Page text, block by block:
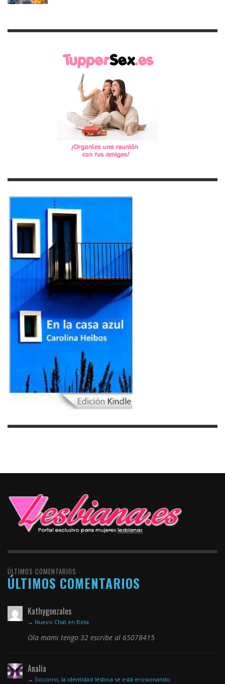
ÚLTIMOS COMENTARIOS
ÚLTIMOS COMENTARIOS
Kathygonzales
→ Nuevo Chat en Beta
Ola mami tengo 32 escribe al 65078415
Analía
→ Socorro, la identidad lésbica se está erosionando